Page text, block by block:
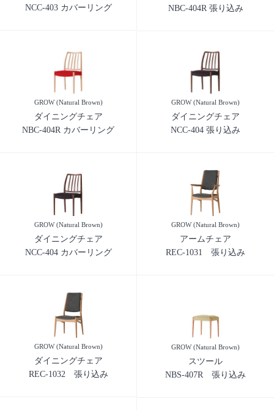
NCC-403 カバーリング
NBC-404R 張り込み
GROW (Natural Brown)
ダイニングチェア
NBC-404R カバーリング
GROW (Natural Brown)
ダイニングチェア
NCC-404 張り込み
GROW (Natural Brown)
ダイニングチェア
NCC-404 カバーリング
GROW (Natural Brown)
アームチェア
REC-1031 張り込み
GROW (Natural Brown)
ダイニングチェア
REC-1032 張り込み
GROW (Natural Brown)
スツール
NBS-407R 張り込み